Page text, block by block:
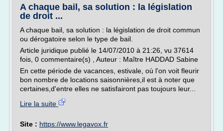
A chaque bail, sa solution : la législation
de droit ...
A chaque bail, sa solution : la législation de droit commun
ou dérogatoire selon le type de bail.
Article juridique publié le 14/07/2010 à 21:26, vu 37614
fois, 0 commentaire(s) , Auteur : Maître HADDAD Sabine
En cette période de vacances, estivale, où l'on voit fleurir
bon nombre de locations saisonnières,il est à noter que
certaines,d'entre elles ne satisfairont pas toujours leur...
Lire la suite
Site : https://www.legavox.fr